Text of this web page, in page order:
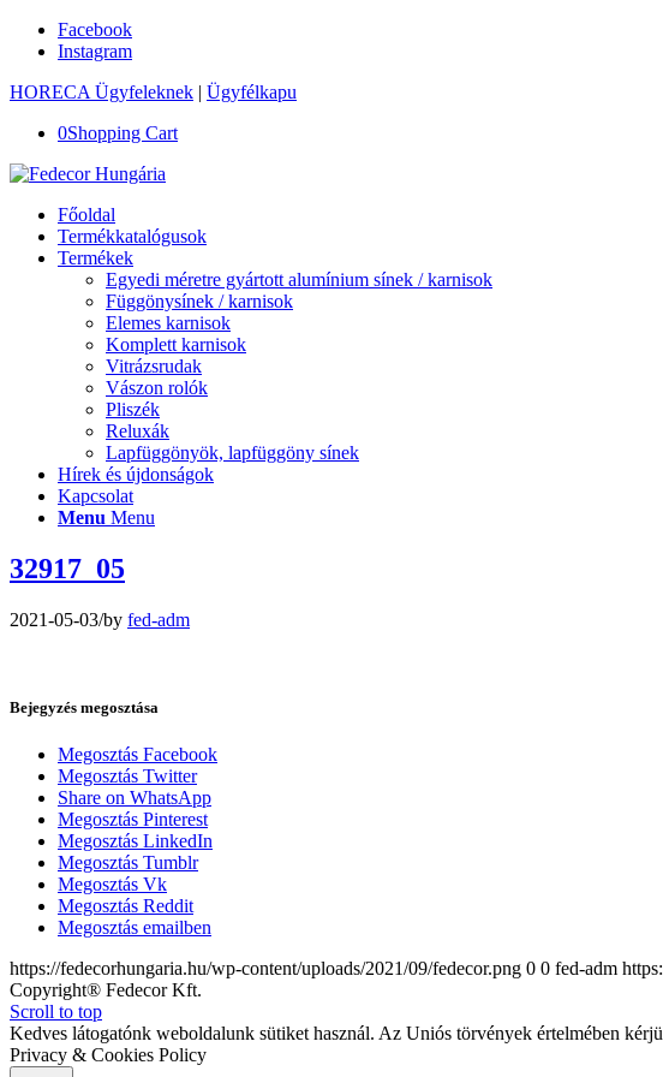
Facebook
Instagram
HORECA Ügyfeleknek | Ügyfélkapu
0Shopping Cart
Főoldal
Termékkatalógusok
Termékek
Egyedi méretre gyártott alumínium sínek / karnisok
Függönysínek / karnisok
Elemes karnisok
Komplett karnisok
Vitrázsrudak
Vászon rolók
Pliszék
Reluxák
Lapfüggönyök, lapfüggöny sínek
Hírek és újdonságok
Kapcsolat
Menu Menu
32917_05
2021-05-03/by fed-adm
Bejegyzés megosztása
Megosztás Facebook
Megosztás Twitter
Share on WhatsApp
Megosztás Pinterest
Megosztás LinkedIn
Megosztás Tumblr
Megosztás Vk
Megosztás Reddit
Megosztás emailben
https://fedecorhungaria.hu/wp-content/uploads/2021/09/fedecor.png 0 0 fed-adm
Copyright® Fedecor Kft.
Scroll to top
Kedves látogatónk weboldalunk sütiket használ. Az Uniós törvények értelmében
Privacy & Cookies Policy